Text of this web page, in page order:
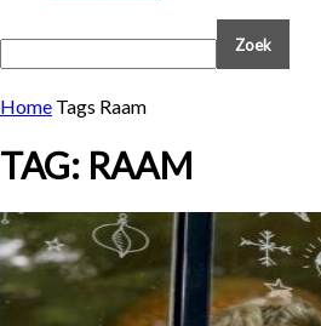
Home Tags Raam
TAG: RAAM